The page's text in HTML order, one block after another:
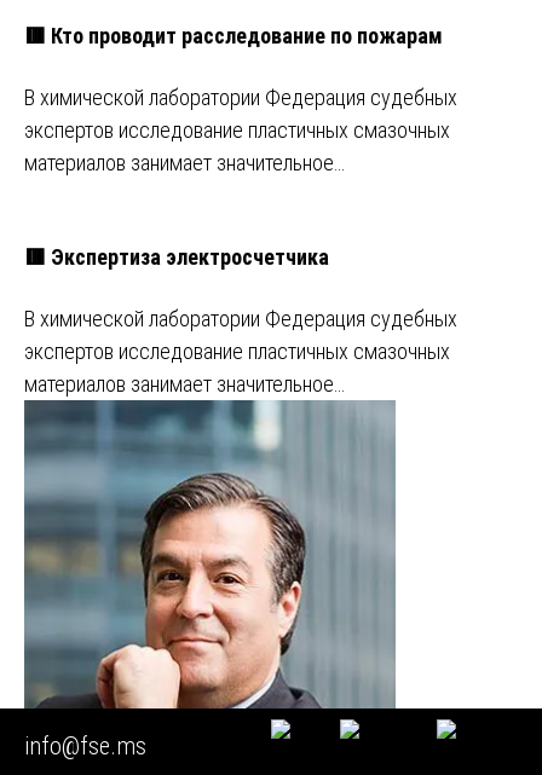
🟥 Кто проводит расследование по пожарам
В химической лаборатории Федерация судебных
экспертов исследование пластичных смазочных
материалов занимает значительное…
🟥 Экспертиза электросчетчика
В химической лаборатории Федерация судебных
экспертов исследование пластичных смазочных
материалов занимает значительное…
info@fse.ms